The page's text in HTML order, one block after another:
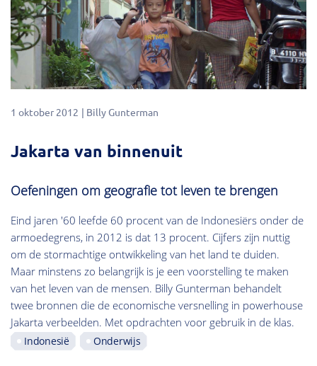
1 oktober 2012 Billy Gunterman
Jakarta van binnenuit
Oefeningen om geografie tot leven te brengen
Eind jaren '60 leefde 60 procent van de Indonesiërs onder de
armoedegrens, in 2012 is dat 13 procent. Cijfers zijn nuttig
om de stormachtige ontwikkeling van het land te duiden.
Maar minstens zo belangrijk is je een voorstelling te maken
van het leven van de mensen. Billy Gunterman behandelt
twee bronnen die de economische versnelling in powerhouse
Jakarta verbeelden. Met opdrachten voor gebruik in de klas.
Indonesië Onderwijs